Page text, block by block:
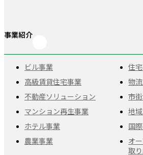
事業紹介
ビル事業 住
高級賃貸住宅事業 物
不動産ソリューション 市
マンション再生事業 地
ホテル事業 国
農業事業
オ
取